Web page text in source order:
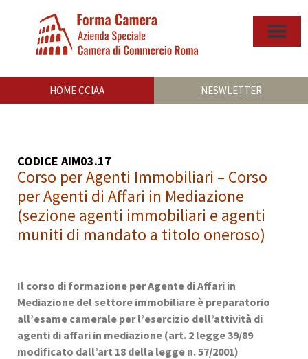
HOME CCIAA NESWLETTER
CODICE AIM03.17
Corso per Agenti Immobiliari – Corso
per Agenti di Affari in Mediazione
(sezione agenti immobiliari e agenti
muniti di mandato a titolo oneroso)
Il corso di formazione per Agente di Affari in
Mediazione del settore immobiliare è preparatorio
all’esame camerale per l’esercizio dell’attività di
agenti di affari in mediazione (art. 2 legge 39/89
modificato dall’art 18 della legge n. 57/2001)